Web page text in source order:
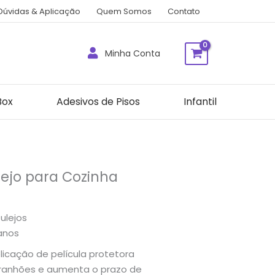
& Aplicação Quem Somos Contato
Minha Conta
Adesivos de Pisos Infantil
para Cozinha
de película protetora
e aumenta o prazo de